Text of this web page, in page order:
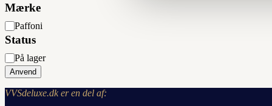
Mærke
Mærke
Paffoni
Status
Status
På lager
Anvend
VVSdeluxe.dk er en del af: